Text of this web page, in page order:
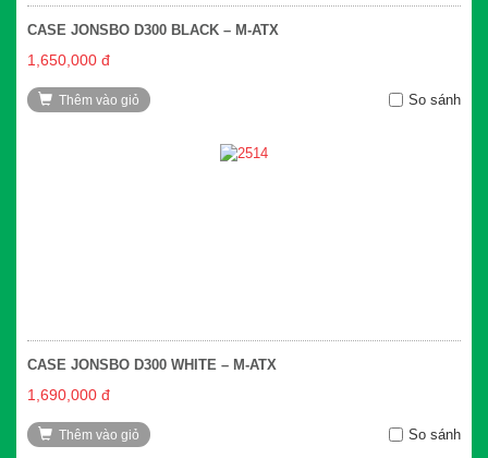
CASE JONSBO D300 BLACK – M-ATX
1,650,000 đ
Thêm vào giỏ So sánh
CASE JONSBO D300 WHITE – M-ATX
1,690,000 đ
Thêm vào giỏ So sánh